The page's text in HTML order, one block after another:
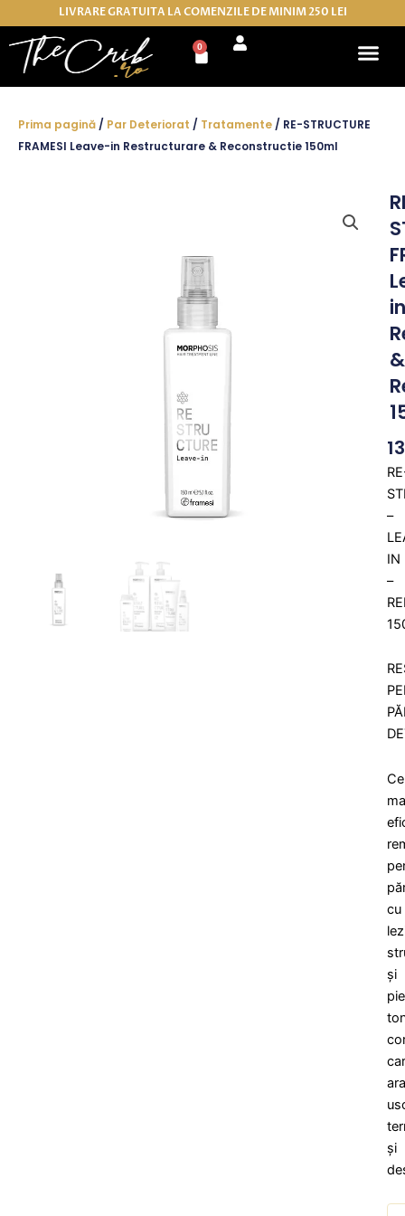
to
content
LIVRARE GRATUITA LA COMENZILE DE MINIM 250 LEI
0
Cart
Prima pagină / Par Deteriorat / Tratamente / RE-STRUCTURE
FRAMESI Leave-in Restructurare & Reconstructie 150ml
in
&
–
IN
–
cu
și
și